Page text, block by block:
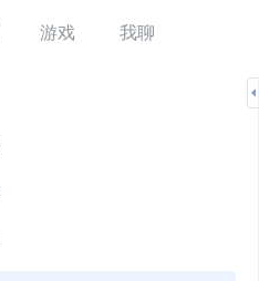
游戏 我聊